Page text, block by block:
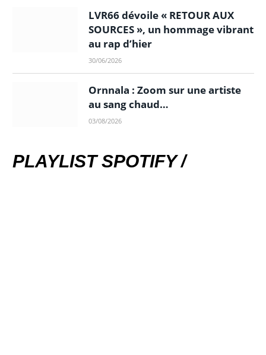
LVR66 dévoile « RETOUR AUX
SOURCES », un hommage vibrant
au rap d’hier
30/06/2026
Ornnala : Zoom sur une artiste
au sang chaud…
03/08/2026
PLAYLIST SPOTIFY /